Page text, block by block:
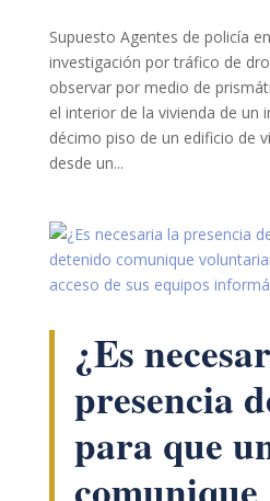
Supuesto Agentes de policía
investigación por tráfico de
observar por medio de
el interior de la vivienda de un
décimo piso de un edificio de
desde un...
¿Es
presencia
para que
Necesarias
Estas
cookies no
son
opcionales.
Son
necesarias
web.
Estadísticas
podamos
mejorar la
funcionalidad
y estructura
de la web, en
base a cómo
se usa la web.